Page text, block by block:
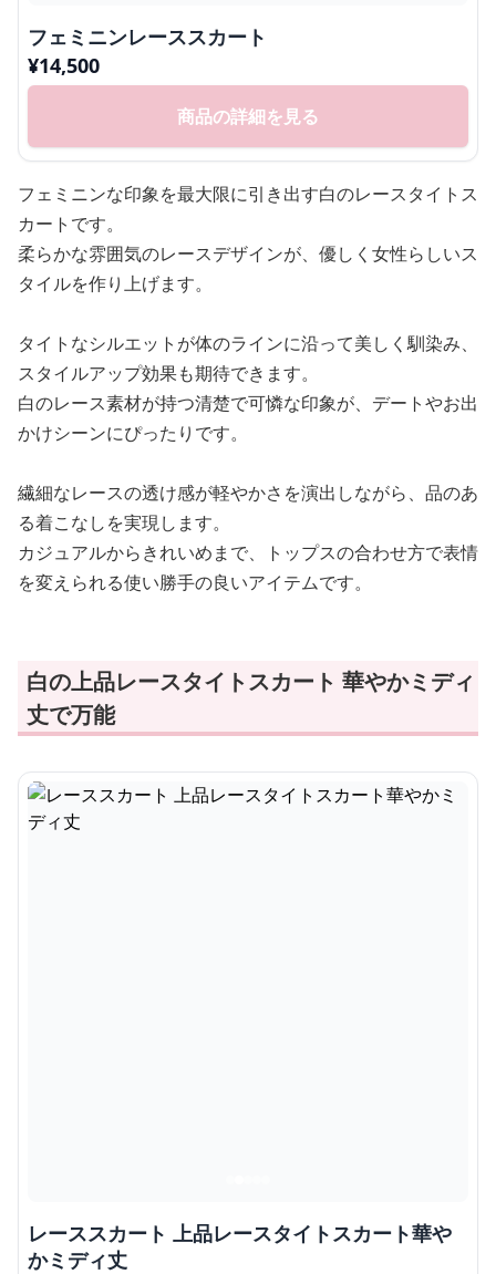
フェミニンレーススカート
¥14,500
商品の詳細を見る
フェミニンな印象を最大限に引き出す白のレースタイトス
カートです。
柔らかな雰囲気のレースデザインが、優しく女性らしいス
タイルを作り上げます。
タイトなシルエットが体のラインに沿って美しく馴染み、
スタイルアップ効果も期待できます。
白のレース素材が持つ清楚で可憐な印象が、デートやお出
かけシーンにぴったりです。
繊細なレースの透け感が軽やかさを演出しながら、品のあ
る着こなしを実現します。
カジュアルからきれいめまで、トップスの合わせ方で表情
を変えられる使い勝手の良いアイテムです。
白の上品レースタイトスカート 華やかミディ
丈で万能
レーススカート 上品レースタイトスカート華や
かミディ丈